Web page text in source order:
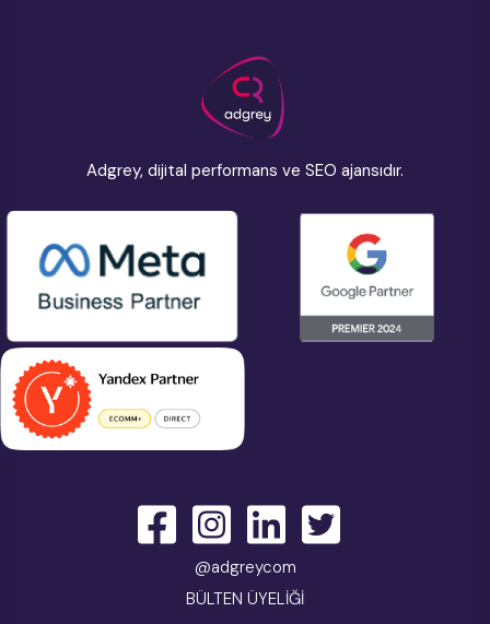
Adgrey, dijital performans ve SEO ajansıdır.
@adgreycom
BÜLTEN ÜYELİĞİ